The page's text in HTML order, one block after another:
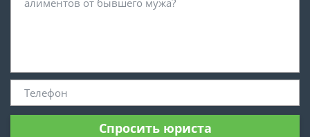
Спросить юриста